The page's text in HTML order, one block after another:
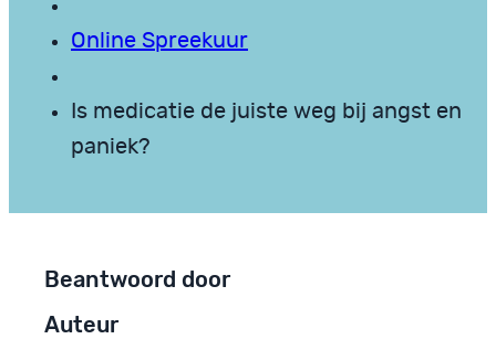
Online Spreekuur
Is medicatie de juiste weg bij angst en
paniek?
Beantwoord door
Auteur